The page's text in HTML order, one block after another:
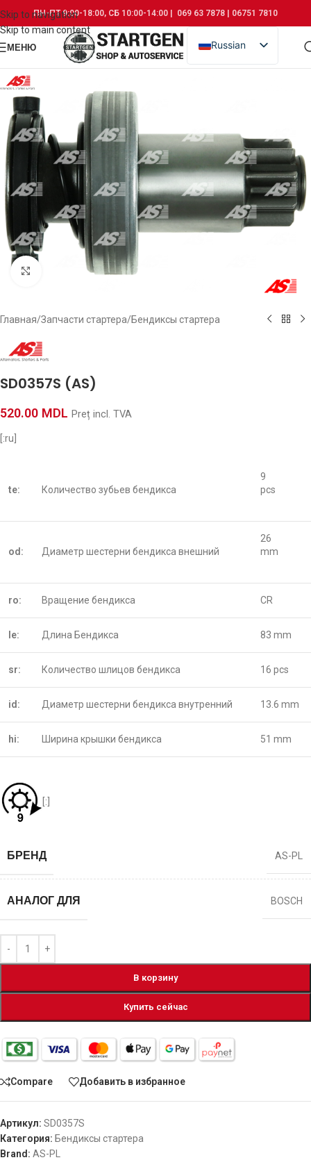
Skip to navigation
Skip to main content
ПН-ПТ 9:00-18:00, СБ 10:00-14:00 | 069 63 7878 | 06751 7810
МЕНЮ
Russian
Romanian
Click to enlarge
Главная/Запчасти стартера/Бендиксы стартера
SD0357S (AS)
520.00 MDL Preț incl. TVA
[:ru]
te: Количество зубьев бендикса
9
pcs
od: Диаметр шестерни бендикса внешний
26
mm
ro: Вращение бендикса CR
le: Длина Бендикса 83 mm
sr: Количество шлицов бендикса 16 pcs
id: Диаметр шестерни бендикса внутренний 13.6 mm
hi: Ширина крышки бендикса 51 mm
[:]
БРЕНД AS-PL
АНАЛОГ ДЛЯ BOSCH
В корзину
Купить сейчас
Compare Добавить в избранное
Артикул: SD0357S
Категория: Бендиксы стартера
Brand: AS-PL